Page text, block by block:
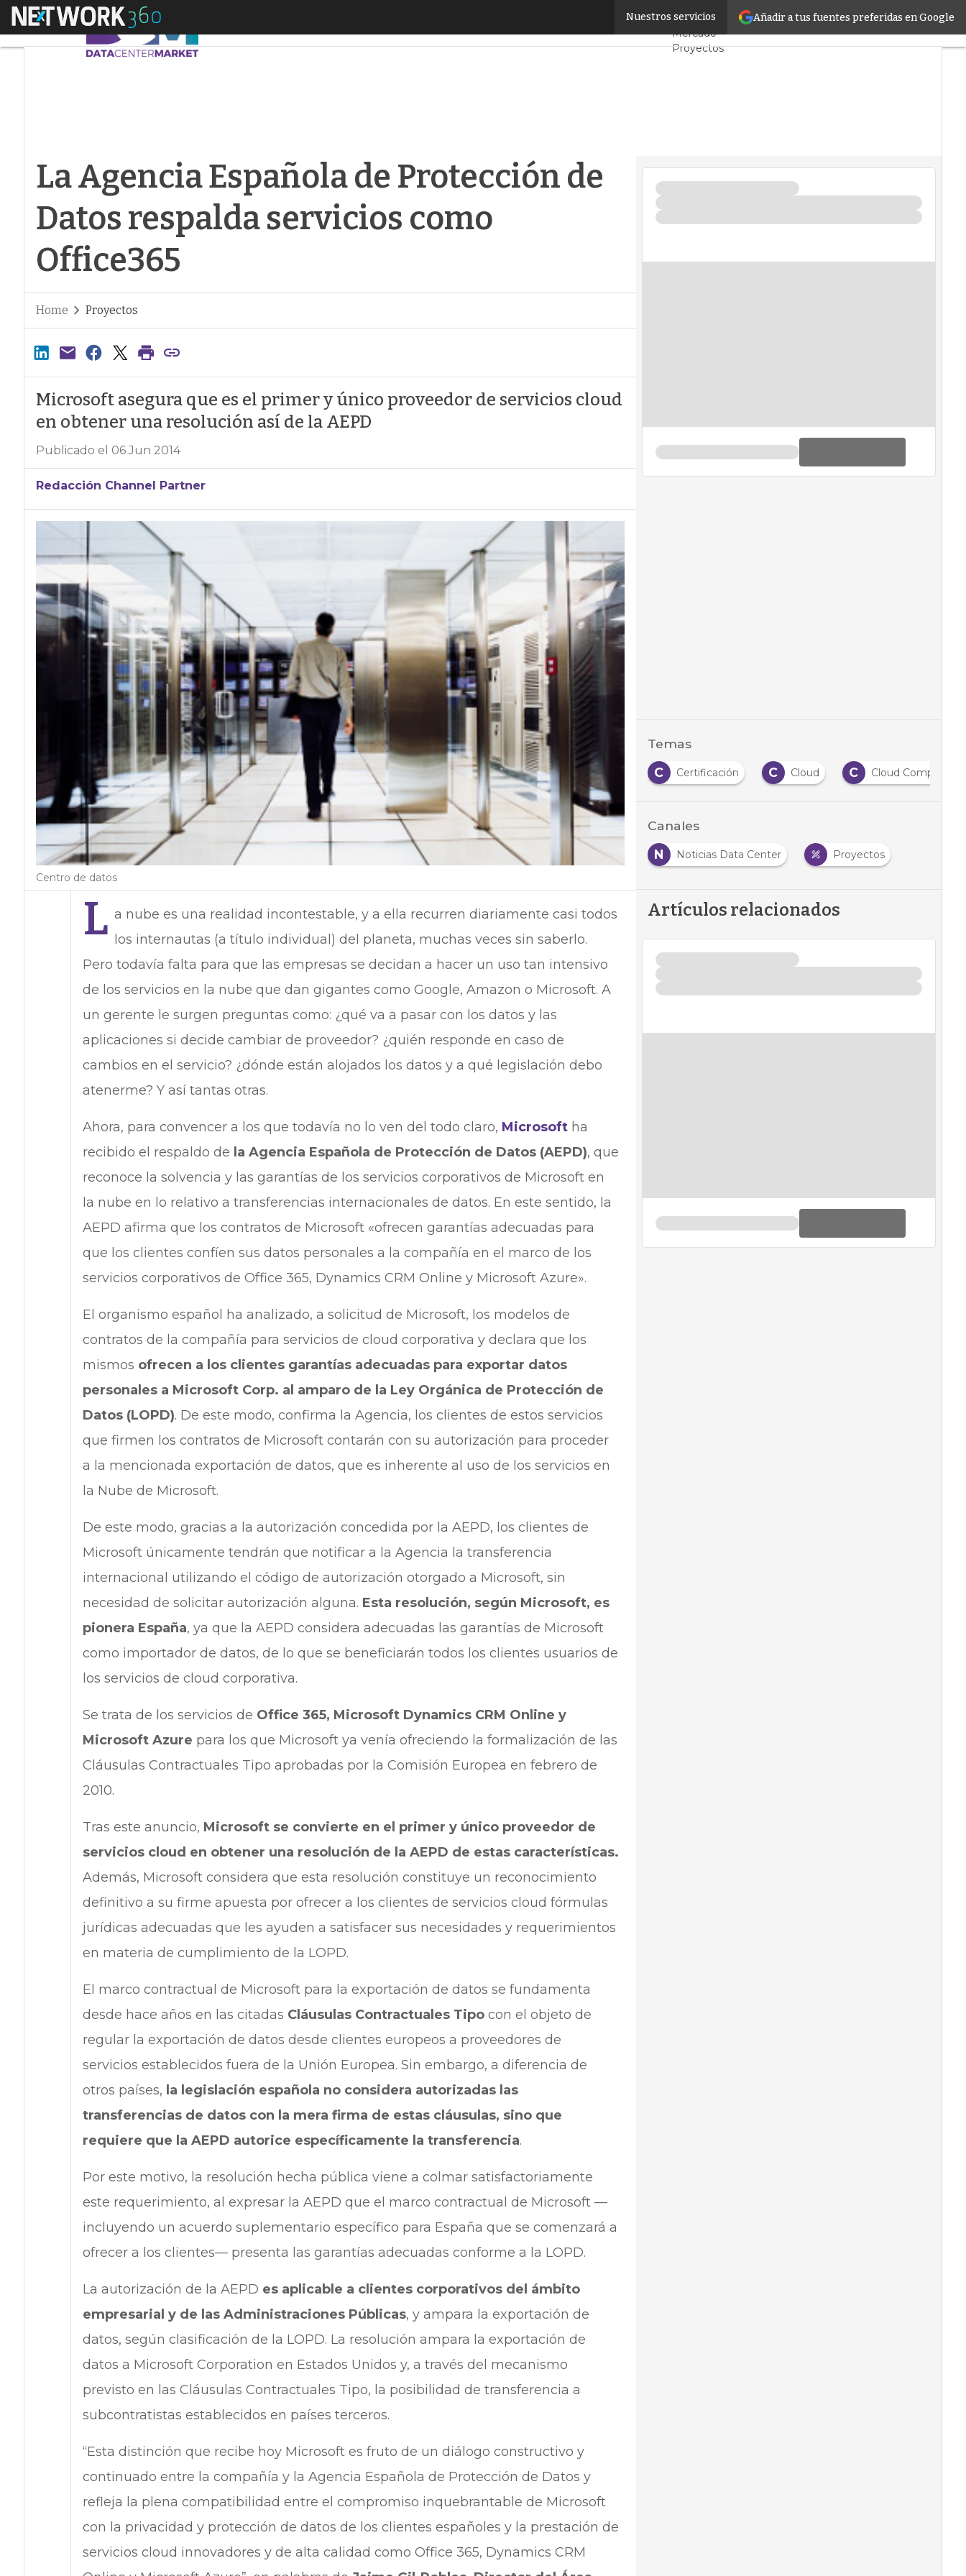
Añadir a tus fuentes preferidas en Google
Nuestros servicios
Menú La Agencia Española de Protección de Datos respalda servicios como Office365 Servidores CPD y
Mercado
Proyectos
Artificial
La Agencia Española de Protección de
Datos respalda servicios como
Office365
Home Proyectos
Microsoft asegura que es el primer y único proveedor de servicios cloud
en obtener una resolución así de la AEPD
Publicado el 06 Jun 2014
Redacción Channel Partner
Centro de datos
L a nube es una realidad incontestable, y a ella recurren diariamente casi todos
los internautas (a título individual) del planeta, muchas veces sin saberlo.
Pero todavía falta para que las empresas se decidan a hacer un uso tan intensivo
de los servicios en la nube que dan gigantes como Google, Amazon o Microsoft. A
un gerente le surgen preguntas como: ¿qué va a pasar con los datos y las
aplicaciones si decide cambiar de proveedor? ¿quién responde en caso de
cambios en el servicio? ¿dónde están alojados los datos y a qué legislación debo
atenerme? Y así tantas otras.
Ahora, para convencer a los que todavía no lo ven del todo claro, Microsoftha
recibido el respaldo de la Agencia Española de Protección de Datos (AEPD), que
reconoce la solvencia y las garantías de los servicios corporativos de Microsoft en
la nube en lo relativo a transferencias internacionales de datos. En este sentido, la
AEPD afirma que los contratos de Microsoft «ofrecen garantías adecuadas para
que los clientes confíen sus datos personales a la compañía en el marco de los
servicios corporativos de Office 365, Dynamics CRM Online y Microsoft Azure».
El organismo español ha analizado, a solicitud de Microsoft, los modelos de
contratos de la compañía para servicios de cloud corporativa y declara que los
mismos ofrecen a los clientes garantías adecuadas para exportar datos
personales a Microsoft Corp. al amparo de la Ley Orgánica de Protección de
Datos (LOPD). De este modo, confirma la Agencia, los clientes de estos servicios
que firmen los contratos de Microsoft contarán con su autorización para proceder
a la mencionada exportación de datos, que es inherente al uso de los servicios en
la Nube de Microsoft.
De este modo, gracias a la autorización concedida por la AEPD, los clientes de
Microsoft únicamente tendrán que notificar a la Agencia la transferencia
internacional utilizando el código de autorización otorgado a Microsoft, sin
necesidad de solicitar autorización alguna. Esta resolución, según Microsoft, es
pionera España, ya que la AEPD considera adecuadas las garantías de Microsoft
como importador de datos, de lo que se beneficiarán todos los clientes usuarios de
los servicios de cloud corporativa.
Se trata de los servicios de Office 365, Microsoft Dynamics CRM Online y
Microsoft Azure para los que Microsoft ya venía ofreciendo la formalización de las
Cláusulas Contractuales Tipo aprobadas por la Comisión Europea en febrero de
2010.
Tras este anuncio, Microsoft se convierte en el primer y único proveedor de
servicios cloud en obtener una resolución de la AEPD de estas características.
Además, Microsoft considera que esta resolución constituye un reconocimiento
definitivo a su firme apuesta por ofrecer a los clientes de servicios cloud fórmulas
jurídicas adecuadas que les ayuden a satisfacer sus necesidades y requerimientos
en materia de cumplimiento de la LOPD.
El marco contractual de Microsoft para la exportación de datos se fundamenta
desde hace años en las citadas Cláusulas Contractuales Tipo con el objeto de
regular la exportación de datos desde clientes europeos a proveedores de
servicios establecidos fuera de la Unión Europea. Sin embargo, a diferencia de
otros países, la legislación española no considera autorizadas las
transferencias de datos con la mera firma de estas cláusulas, sino que
requiere que la AEPD autorice específicamente la transferencia.
Por este motivo, la resolución hecha pública viene a colmar satisfactoriamente
este requerimiento, al expresar la AEPD que el marco contractual de Microsoft —
incluyendo un acuerdo suplementario específico para España que se comenzará a
ofrecer a los clientes— presenta las garantías adecuadas conforme a la LOPD.
La autorización de la AEPD es aplicable a clientes corporativos del ámbito
empresarial y de las Administraciones Públicas, y ampara la exportación de
datos, según clasificación de la LOPD. La resolución ampara la exportación de
datos a Microsoft Corporation en Estados Unidos y, a través del mecanismo
previsto en las Cláusulas Contractuales Tipo, la posibilidad de transferencia a
subcontratistas establecidos en países terceros.
“Esta distinción que recibe hoy Microsoft es fruto de un diálogo constructivo y
continuado entre la compañía y la Agencia Española de Protección de Datos y
refleja la plena compatibilidad entre el compromiso inquebrantable de Microsoft
con la privacidad y protección de datos de los clientes españoles y la prestación de
servicios cloud innovadores y de alta calidad como Office 365, Dynamics CRM
Temas
A
Aplicaciones C Certificación C Cloud C Cloud Computing
Canales
N
Noticias Data Center Proyectos
Artículos relacionados